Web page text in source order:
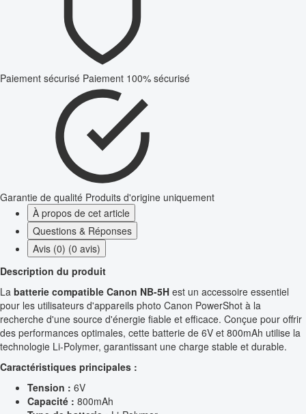
Paiement sécurisé Paiement 100% sécurisé
Garantie de qualité Produits d'origine uniquement
À propos de cet article
Questions & Réponses
Avis (0) (0 avis)
Description du produit
La batterie compatible Canon NB-5H est un accessoire essentiel
pour les utilisateurs d'appareils photo Canon PowerShot à la
recherche d'une source d'énergie fiable et efficace. Conçue pour offrir
des performances optimales, cette batterie de 6V et 800mAh utilise la
technologie Li-Polymer, garantissant une charge stable et durable.
Caractéristiques principales :
Tension : 6V
Capacité : 800mAh